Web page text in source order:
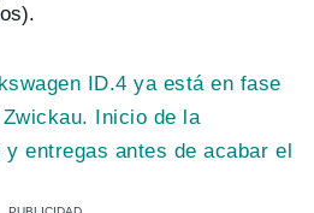
ID.4 ya está en fase
Inicio de la
entregas antes de acabar el